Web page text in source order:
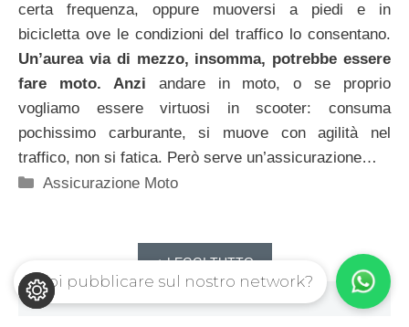
certa frequenza, oppure muoversi a piedi e in
bicicletta ove le condizioni del traffico lo consentano.
Un’aurea via di mezzo, insomma, potrebbe essere
fare moto. Anzi andare in moto, o se proprio
vogliamo essere virtuosi in scooter: consuma
pochissimo carburante, si muove con agilità nel
traffico, non si fatica. Però serve un’assicurazione…
Categorie
Assicurazione Moto
+ LEGGI TUTTO
Vuoi pubblicare sul nostro network?